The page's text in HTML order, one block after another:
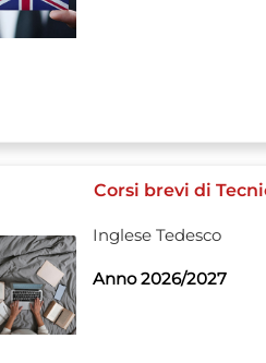
Corsi brevi di
Inglese Tedesco
Anno 2026/2027